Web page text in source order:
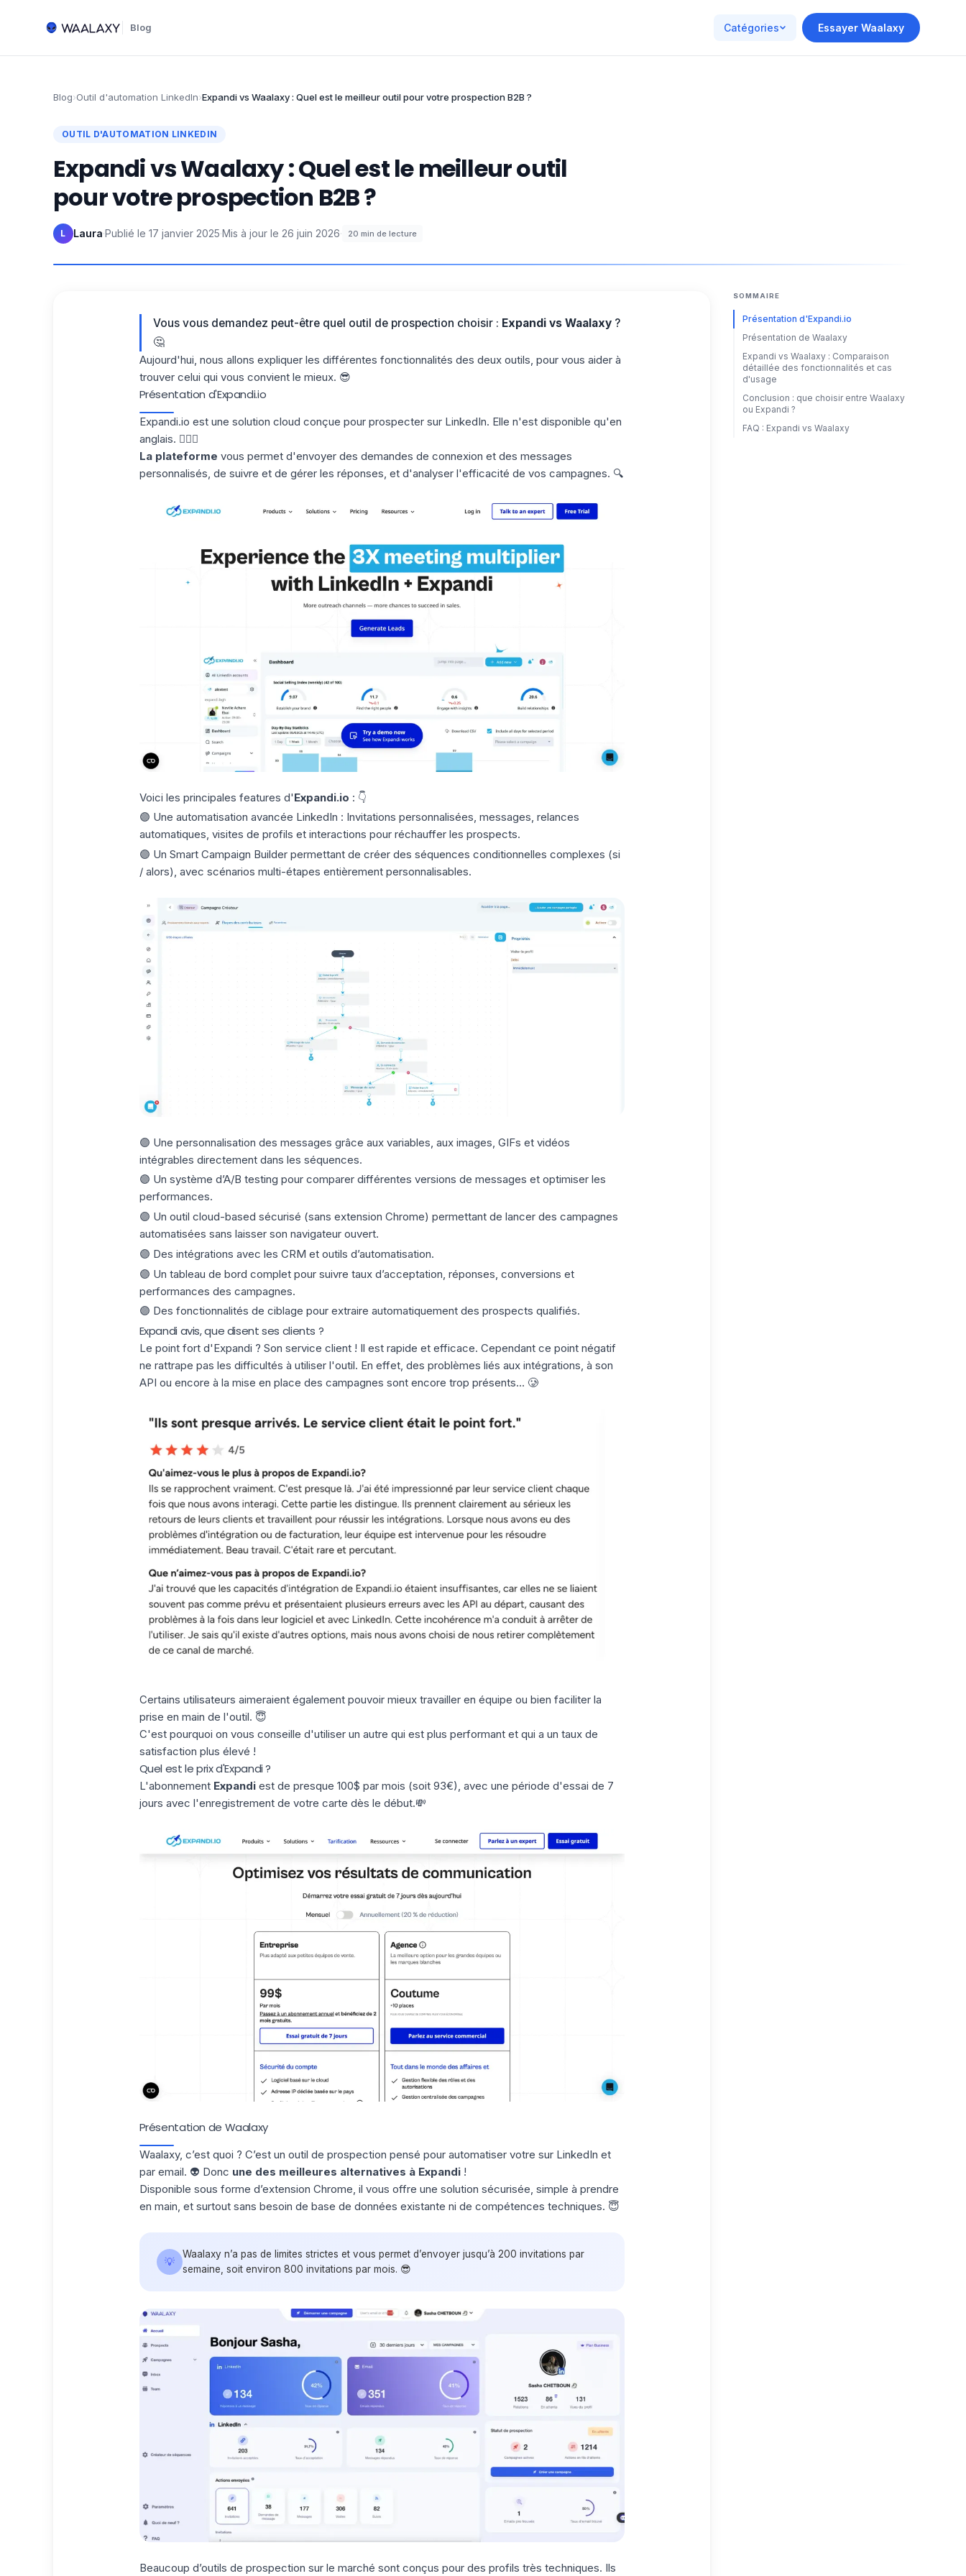
Blog Catégories Essayer Waalaxy
Blog›Outil d'automation LinkedIn›Expandi vs Waalaxy : Quel est le meilleur outil pour votre prospection B2B ?
OUTIL D'AUTOMATION LINKEDIN
Expandi vs Waalaxy : Quel est le meilleur outil
pour votre prospection B2B ?
L Laura·Publié le 17 janvier 2025·Mis à jour le 26 juin 2026· 20 min de lecture
Vous vous demandez peut-être quel outil de prospection choisir : Expandi vs Waalaxy?
🤔
Aujourd'hui, nous allons expliquer les différentes fonctionnalités des deux outils, pour vous aider à
trouver celui qui vous convient le mieux. 😎
Présentation d'Expandi.io
Expandi.io est une solution cloud conçue pour prospecter sur LinkedIn. Elle n'est disponible qu'en
anglais. 💂🏻‍♀️
La plateforme vous permet d'envoyer des demandes de connexion et des messages
personnalisés, de suivre et de gérer les réponses, et d'analyser l'efficacité de vos campagnes. 🔍
Voici les principales features d'Expandi.io : 👇
🟣 Une automatisation avancée LinkedIn : Invitations personnalisées, messages, relances
automatiques, visites de profils et interactions pour réchauffer les prospects.
🟣 Un Smart Campaign Builderpermettant de créer des séquences conditionnelles complexes (si
/ alors), avec scénarios multi-étapes entièrement personnalisables.
🟣 Une personnalisation des messages grâce aux variables, aux images, GIFs et vidéos
intégrables directement dans les séquences.
🟣 Un système d’A/B testing pour comparer différentes versions de messages et optimiser les
performances.
🟣 Un outil cloud-based sécurisé (sans extension Chrome) permettant de lancer des campagnes
automatisées sans laisser son navigateur ouvert.
🟣 Des intégrations avec les CRM et outils d’automatisation.
🟣 Un tableau de bord complet pour suivre taux d’acceptation, réponses, conversions et
performances des campagnes.
🟣 Des fonctionnalités de ciblage pour extraire automatiquement des prospects qualifiés.
Expandi avis, que disent ses clients ?
Le point fort d'Expandi ? Son service client ! Il est rapide et efficace. Cependant ce point négatif
ne rattrape pas les difficultés à utiliser l'outil. En effet, des problèmes liés aux intégrations, à son
API ou encore à la mise en place des campagnes sont encore trop présents… 🥲
Certains utilisateurs aimeraient également pouvoir mieux travailler en équipe ou bien faciliter la
prise en main de l'outil. 😇
C'est pourquoi on vous conseille d'utiliser un autre qui est plus performant et qui a un taux de
satisfaction plus élevé !
Quel est le prix d'Expandi ?
L'abonnement Expandiest de presque 100$ par mois (soit 93€), avec une période d'essai de 7
jours avec l'enregistrement de votre carte dès le début.💸
Présentation de Waalaxy
Waalaxy, c’est quoi ? C’est un outil de prospection pensé pour automatiser votre sur LinkedIn et
par email. 👽 Donc une des meilleures alternatives à Expandi!
Disponible sous forme d’extension Chrome, il vous offre une solution sécurisée, simple à prendre
en main, et surtout sans besoin de base de données existante ni de compétences techniques. 😇
💡
Waalaxy n’a pas de limites strictes et vous permet d’envoyer jusqu’à 200 invitations par
semaine, soit environ 800 invitations par mois. 😎
Beaucoup d’outils de prospection sur le marché sont conçus pour des profils très techniques. Ils
SOMMAIRE
Présentation d'Expandi.io
Présentation de Waalaxy
Expandi vs Waalaxy : Comparaison
détaillée des fonctionnalités et cas
d'usage
Conclusion : que choisir entre Waalaxy
ou Expandi ?
FAQ : Expandi vs Waalaxy